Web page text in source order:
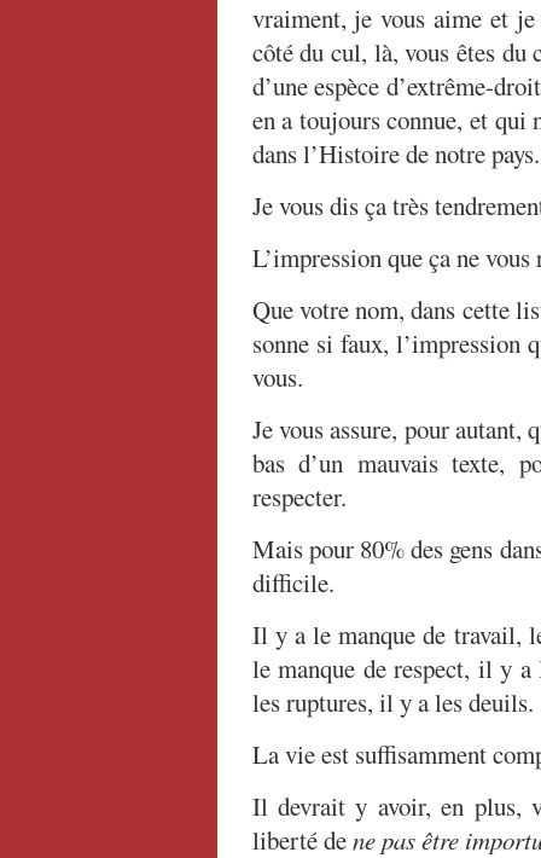
vraiment, je vous aime et je
côté du cul, là, vous êtes du
d’une espèce d’extrême-
en a toujours connue, et qui
dans l’Histoire de notre pays.
Je vous dis ça très
L’impression que ça ne vous
Que votre nom, dans cette
sonne si faux, l’impression
vous.
Je vous assure, pour autant,
bas d’un mauvais texte,
respecter.
Mais pour 80% des gens
difficile.
Il y a le manque de travail,
le manque de respect, il y
les ruptures, il y a les deuils.
La vie est suffisamment
Il devrait y avoir, en plus,
liberté dene pas être